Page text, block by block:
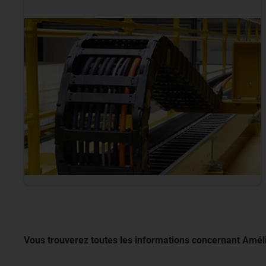
Vous trouverez toutes les informations concernant